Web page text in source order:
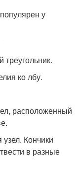
у
ко лбу.
расположенный
Кончики
в разные